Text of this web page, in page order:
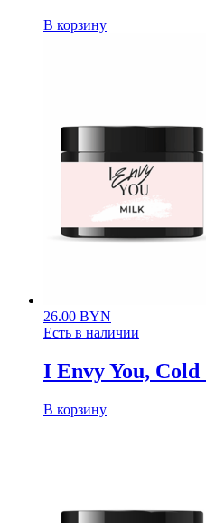
В корзину
26.00 BYN
Есть в наличии
I Envy You,
В корзину